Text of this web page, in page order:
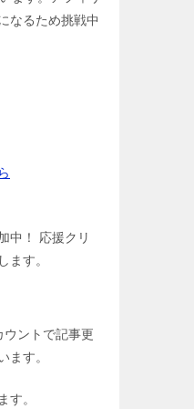
なるため挑戦中
中！ 応援クリ
ます。
ウントで記事更
ます。
す。